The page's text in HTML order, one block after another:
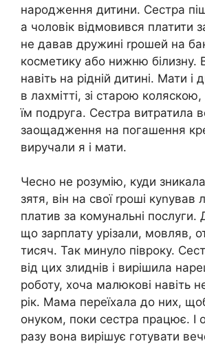
народження дитини. Сестра
а чоловік відмовився платити
не давав дружині rрошей на
косметику або нижню білизну.
навіть на рідній дитині. Мати і
в лахмітті, зі старою
їм подруга. Сестра витратила
заощадження на погашення
виручали я і мати.
Чесно не розумію, куди
зятя, він на свої rроші куnував
платив за комунальні послуги.
що зарплату урізали, мовляв,
тисяч. Так минуло півроку.
від цих злиднів і вирішила
роботу, хоча малюкові навіть
рік. Мама переїхала до них,
онуком, поки сестра працює. І
разу вона вирішує готувати